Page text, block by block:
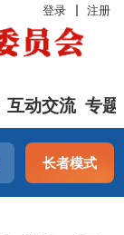
登录 注册
互动交流 专题
长者模式